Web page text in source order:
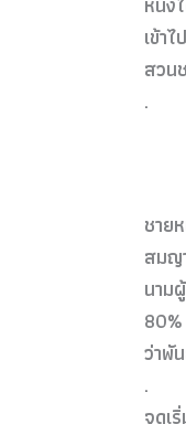
เข้า
สวน
.
ชาย
สมญ
นาม
ว่าพั
.
จุดเ